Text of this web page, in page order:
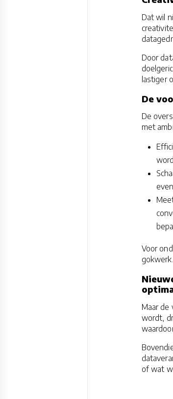
Dat wil
Door
lastiger
De
De
met
Voor
gokwerk.
Maar de
wordt,
of wat